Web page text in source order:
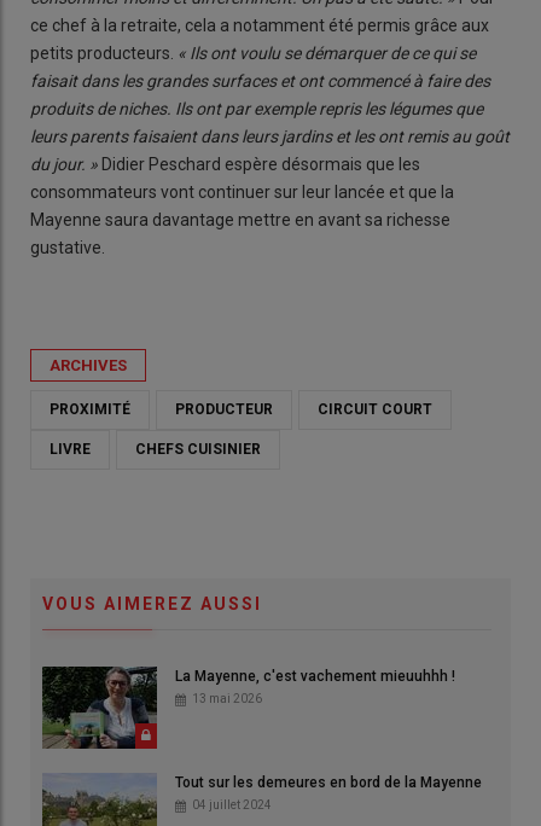
ce chef à la retraite, cela a notamment été permis grâce aux
petits producteurs. « Ils ont voulu se démarquer de ce qui se
faisait dans les grandes surfaces et ont commencé à faire des
produits de niches. Ils ont par exemple repris les légumes que
leurs parents faisaient dans leurs jardins et les ont remis au goût
du jour. » Didier Peschard espère désormais que les
consommateurs vont continuer sur leur lancée et que la
Mayenne saura davantage mettre en avant sa richesse
gustative.
ARCHIVES
PROXIMITÉ PRODUCTEUR CIRCUIT COURT
LIVRE CHEFS CUISINIER
VOUS AIMEREZ AUSSI
La Mayenne, c'est vachement mieuuhhh !
13 mai 2026
Tout sur les demeures en bord de la Mayenne
04 juillet 2024